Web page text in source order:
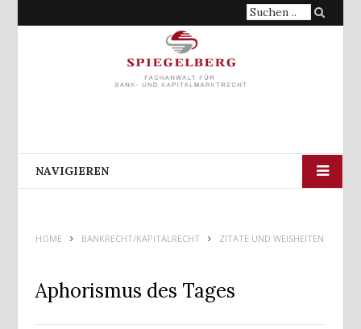
Suche
NAVIGIEREN
HOME BANKRECHT/KAPITALRECHT ZITATE UND WEISHEITEN
Aphorismus des Tages